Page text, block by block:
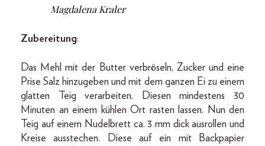
Magdalena Kraler
Zubereitung:
Das Mehl mit der Butter verbröseln, Zucker und eine
Prise Salz hinzugeben und mit dem ganzen Ei zu einem
glatten Teig verarbeiten. Diesen mindestens 30
Minuten an einem kühlen Ort rasten lassen. Nun den
Teig auf einem Nudelbrett ca. 3 mm dick ausrol­len und
Kreise ausstechen. Diese auf ein mit Backpapier